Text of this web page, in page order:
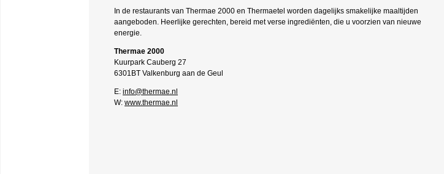
In de restaurants van Thermae 2000 en Thermaetel worden dagelijks smakelijke maaltijden
aangeboden. Heerlijke gerechten, bereid met verse ingrediënten, die u voorzien van nieuwe
energie.
Thermae 2000
Kuurpark Cauberg 27
6301BT Valkenburg aan de Geul
E: info@thermae.nl
W: www.thermae.nl